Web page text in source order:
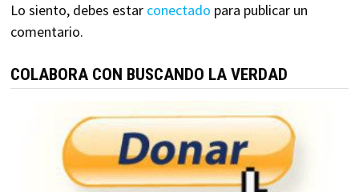
Lo siento, debes estar conectado para publicar un
comentario.
COLABORA CON BUSCANDO LA VERDAD